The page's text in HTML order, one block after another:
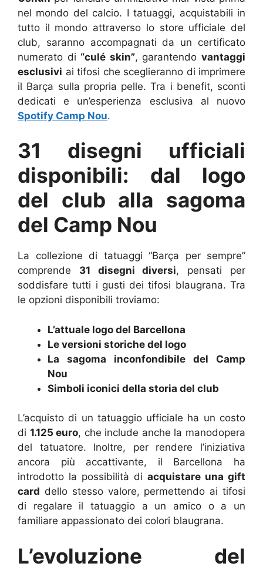
nel mondo del calcio. I tatuaggi, acquistabili in
tutto il mondo attraverso lo store ufficiale del
club, saranno accompagnati da un certificato
numerato di “culé skin”, garantendovantaggi
esclusivi ai tifosi che sceglieranno di imprimere
il Barça sulla propria pelle. Tra i benefit, sconti
dedicati e un’esperienza esclusiva al nuovo
Spotify Camp Nou.
31 disegni ufficiali
disponibili: dal logo
del club alla sagoma
del Camp Nou
La collezione di tatuaggi “Barça per sempre”
comprende 31 disegni diversi, pensati per
soddisfare tutti i gusti dei tifosi blaugrana. Tra
le opzioni disponibili troviamo:
L’attuale logo del Barcellona
Le versioni storiche del logo
La sagoma inconfondibile del Camp
Nou
Simboli iconici della storia del club
L’acquisto di un tatuaggio ufficiale ha un costo
di 1.125 euro, che include anche la manodopera
del tatuatore. Inoltre, per rendere l’iniziativa
ancora più accattivante, il Barcellona ha
introdotto la possibilità di acquistare una gift
card dello stesso valore, permettendo ai tifosi
di regalare il tatuaggio a un amico o a un
familiare appassionato dei colori blaugrana.
L’evoluzione del